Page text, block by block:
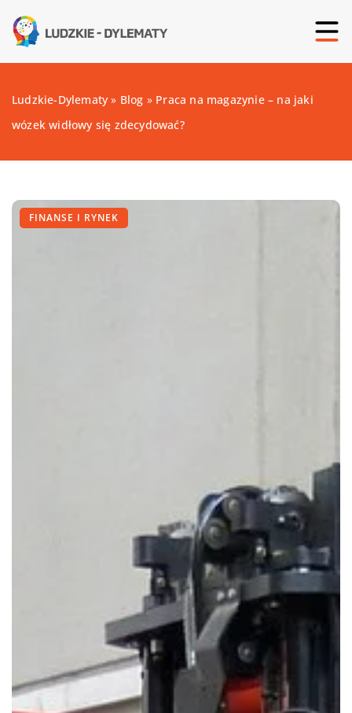
Ludzkie-Dylematy » Blog » Praca na magazynie – na jaki
wózek widłowy się zdecydować?
FINANSE I RYNEK